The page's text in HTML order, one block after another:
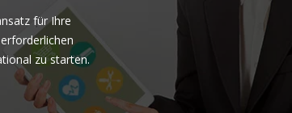
für Ihre
zu starten.